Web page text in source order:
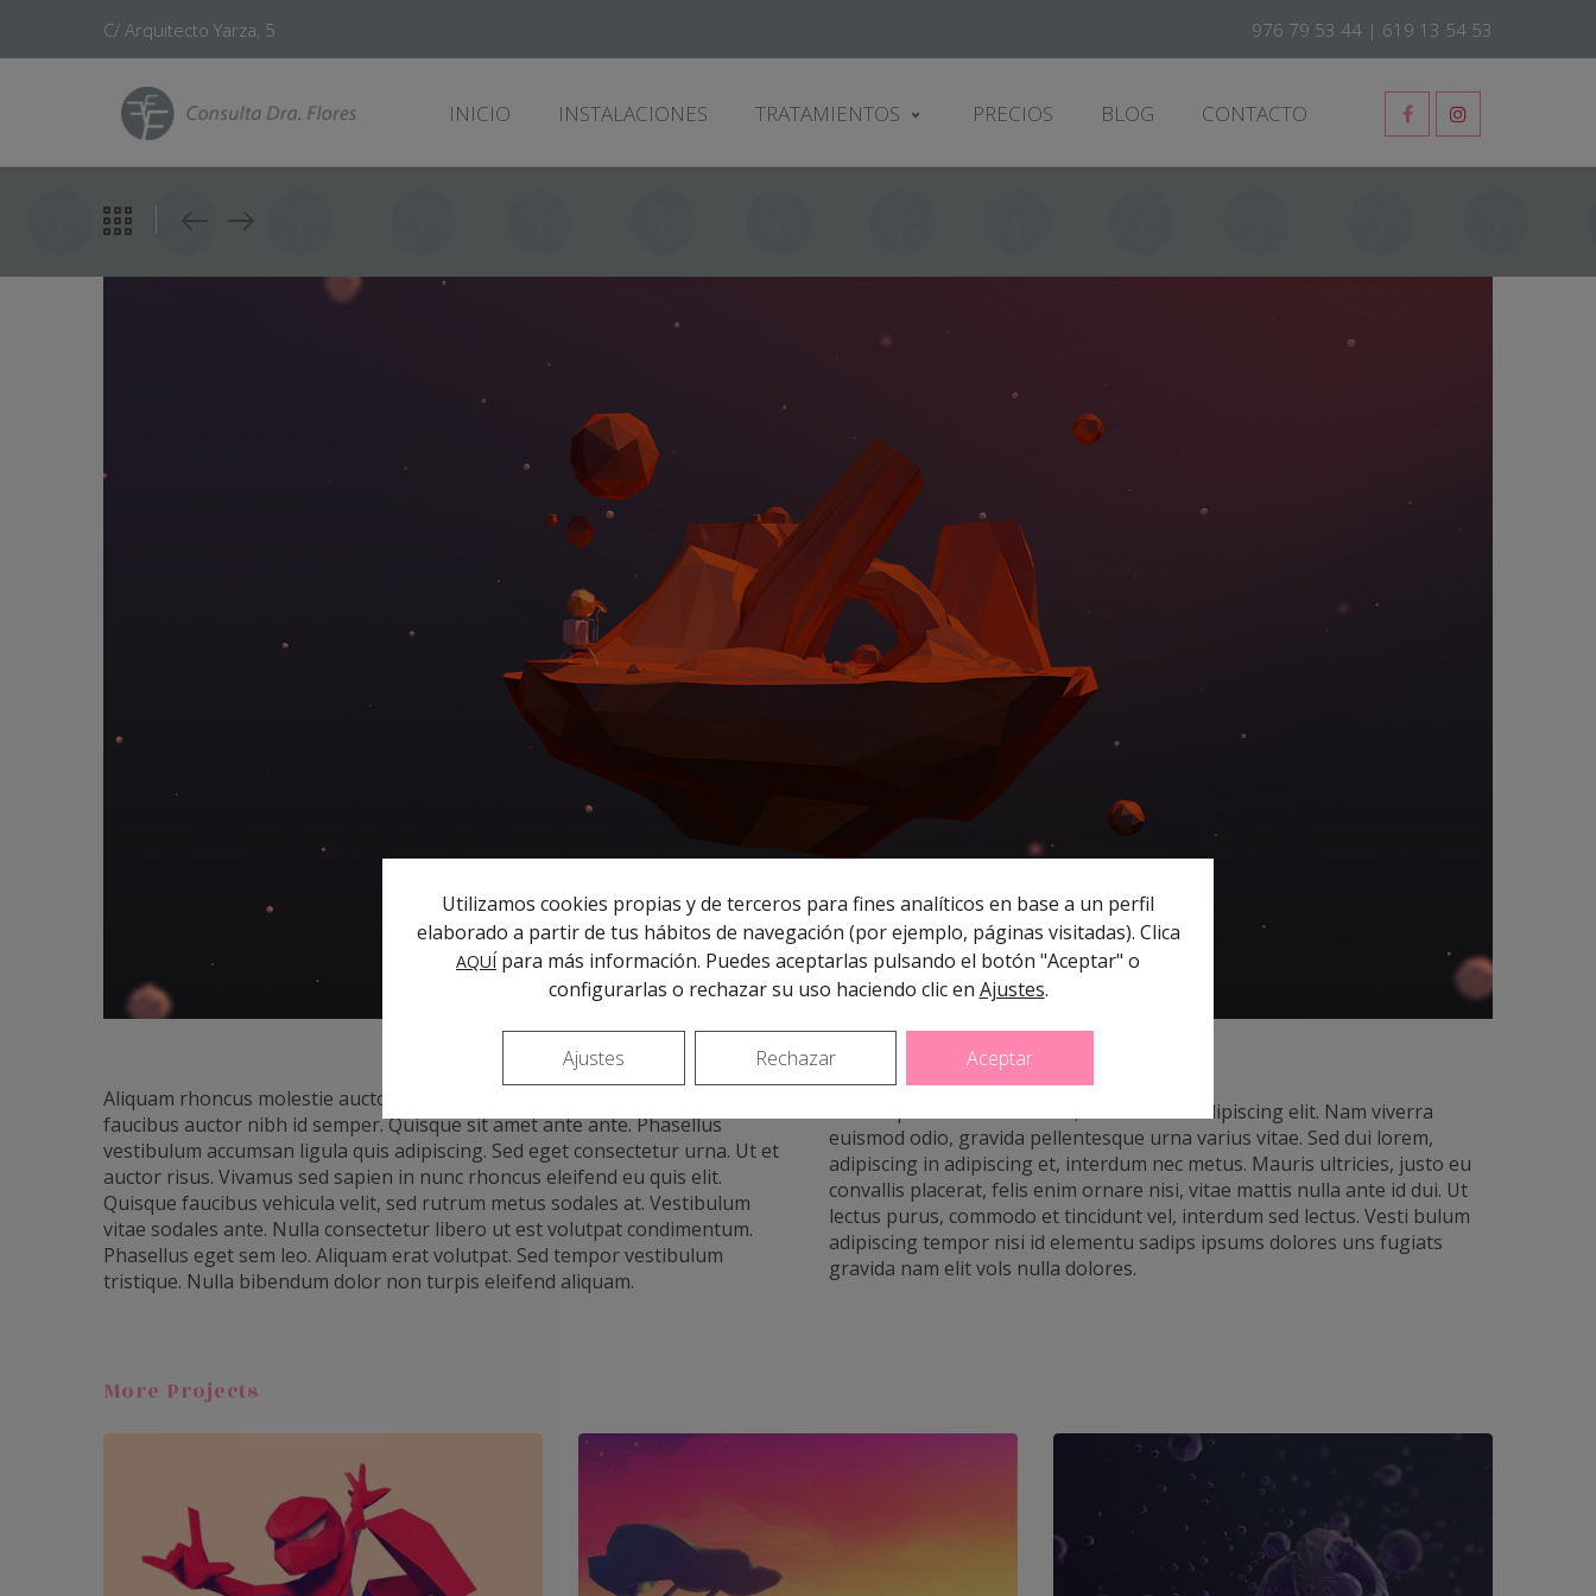
C/ Arquitecto Yarza, 5 976 79 53 44 | 619 13 54 53
INICIO INSTALACIONES TRATAMIENTOS PRECIOS BLOG CONTACTO
Aliquam rhoncus molestie auctor. Suspendisse ac risus eros. Vivamus
faucibus auctor nibh id semper. Quisque sit amet ante ante. Phasellus
vestibulum accumsan ligula quis adipiscing. Sed eget consectetur urna. Ut et
auctor risus. Vivamus sed sapien in nunc rhoncus eleifend eu quis elit.
Quisque faucibus vehicula velit, sed rutrum metus sodales at. Vestibulum
vitae sodales ante. Nulla consectetur libero ut est volutpat condimentum.
Phasellus eget sem leo. Aliquam erat volutpat. Sed tempor vestibulum
tristique. Nulla bibendum dolor non turpis eleifend aliquam.
Lorem ipsum dolor sit amet, consectetur adipiscing elit. Nam viverra
euismod odio, gravida pellentesque urna varius vitae. Sed dui lorem,
adipiscing in adipiscing et, interdum nec metus. Mauris ultricies, justo eu
convallis placerat, felis enim ornare nisi, vitae mattis nulla ante id dui. Ut
lectus purus, commodo et tincidunt vel, interdum sed lectus. Vesti bulum
adipiscing tempor nisi id elementu sadips ipsums dolores uns fugiats
gravida nam elit vols nulla dolores.
More Projects
Utilizamos cookies propias y de terceros para fines analíticos en base a un perfil
elaborado a partir de tus hábitos de navegación (por ejemplo, páginas visitadas). Clica
AQUÍpara más información. Puedes aceptarlas pulsando el botón "Aceptar" o
configurarlas o rechazar su uso haciendo clic en Ajustes.
Aceptar
Rechazar
Ajustes